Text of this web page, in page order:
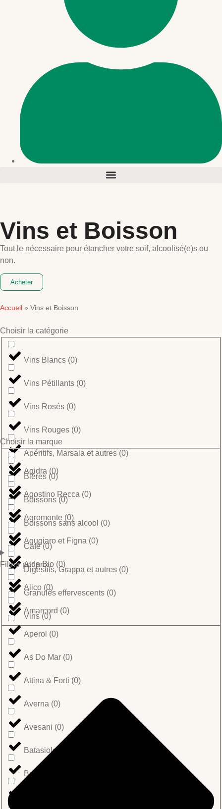
Vins et Boisson
Tout le nécessaire pour étancher votre soif, alcoolisé(e)s ou
non.
Acheter
Accueil » Vins et Boisson
Choisir la catégorie
Vins Blancs (0)
Vins Pétillants (0)
Vins Rosés (0)
Vins Rouges (0)
Apéritifs, Marsala et autres (0)
Bières (0)
Boissons(0)
Boissons sans alcool (0)
Café(0)
Digestifs, Grappa et autres (0)
Granulés effervescents (0)
Vins(0)
Choisir la marque
Agidra (0)
Agostino Recca (0)
Agromonte (0)
Agugiaro et Figna (0)
Aida Bio (0)
Alico (0)
Amarcord (0)
Aperol (0)
As Do Mar (0)
Attina & Forti (0)
Averna (0)
Avesani (0)
Batasiolo
Belli
Filtrer par prix